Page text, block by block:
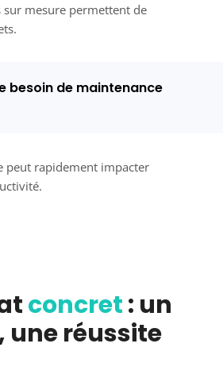
sur mesure permettent de
besoin de maintenance
peut rapidement impacter
concret: un
une réussite